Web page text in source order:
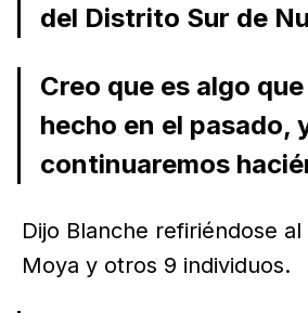
del Distrito Sur de
Creo que es algo
hecho en el pasado,
continuaremos
Dijo Blanche refiriéndose
Moya y otros 9 individuos.